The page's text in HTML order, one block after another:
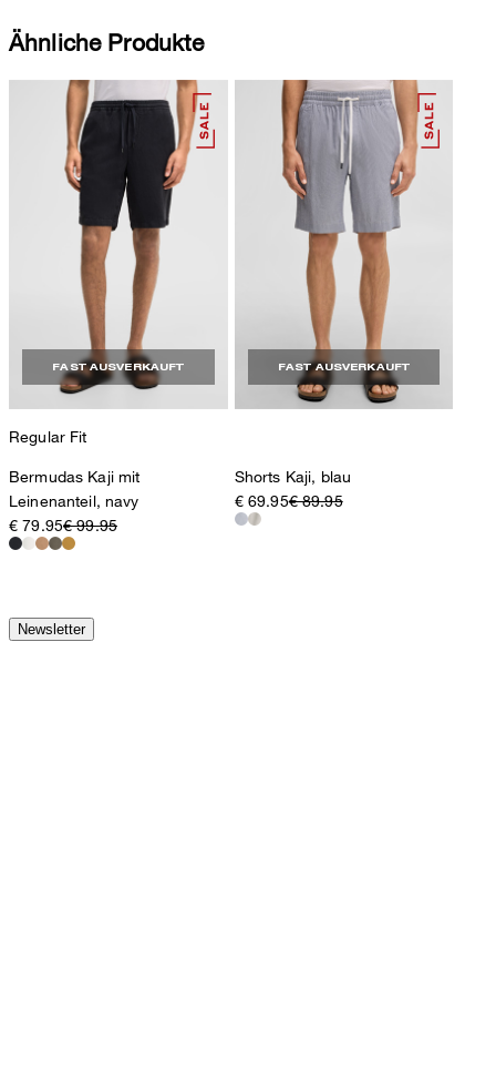
Ähnliche Produkte
FAST AUSVERKAUFT
Regular Fit
Bermudas Kaji mit
Leinenanteil, navy
€ 79.95€ 99.95
FAST AUSVERKAUFT
Shorts Kaji, blau
€ 69.95€ 89.95
Newsletter